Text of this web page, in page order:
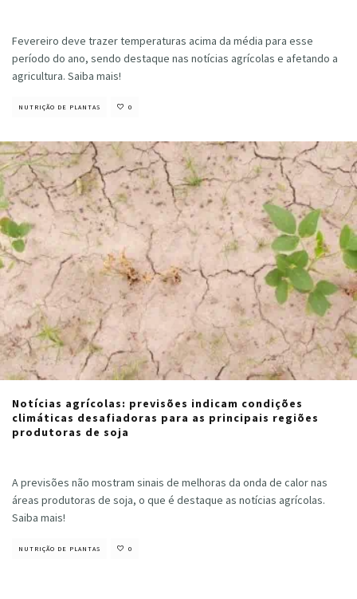
Fevereiro deve trazer temperaturas acima da média para esse
período do ano, sendo destaque nas notícias agrícolas e afetando a
agricultura. Saiba mais!
NUTRIÇÃO DE PLANTAS 0
Notícias agrícolas: previsões indicam condições
climáticas desafiadoras para as principais regiões
produtoras de soja
A previsões não mostram sinais de melhoras da onda de calor nas
áreas produtoras de soja, o que é destaque as notícias agrícolas.
Saiba mais!
NUTRIÇÃO DE PLANTAS 0